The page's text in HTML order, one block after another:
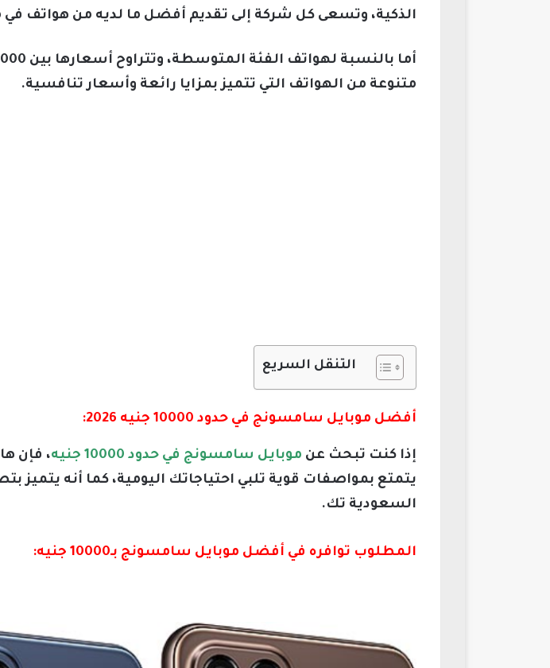
الذكية، وتسعى كل شركة إلى تقديم أفضل ما لديه من هواتف
متنوعة من الهواتف التي تتميز بمزايا رائعة وأسعار تنافسية.
التنقل السريع
أفضل موبايل سامسونج في حدود 10000 جنيه 2026:
إذا كنت تبحث عن موبايل سامسونج في حدود 10000 جنيه
يتمتع بمواصفات قوية تلبي احتياجاتك اليومية، كما أنه
السعودية تك.
المطلوب توافره في أفضل موبايل سامسونج بـ10000 جنيه: